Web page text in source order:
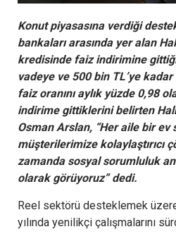
Konut piyasasına verdiği
bankaları arasında yer alan
kredisinde faiz indirimine
vadeye ve 500 bin TL’ye
faiz oranını aylık yüzde 0,98
indirime gittiklerini belirten
Osman Arslan, “Her aile bir
müşterilerimize kolaylaştırıcı
zamanda sosyal sorumluluk
olarak görüyoruz” dedi.
Reel sektörü desteklemek
yılında yenilikçi çalışmalarını